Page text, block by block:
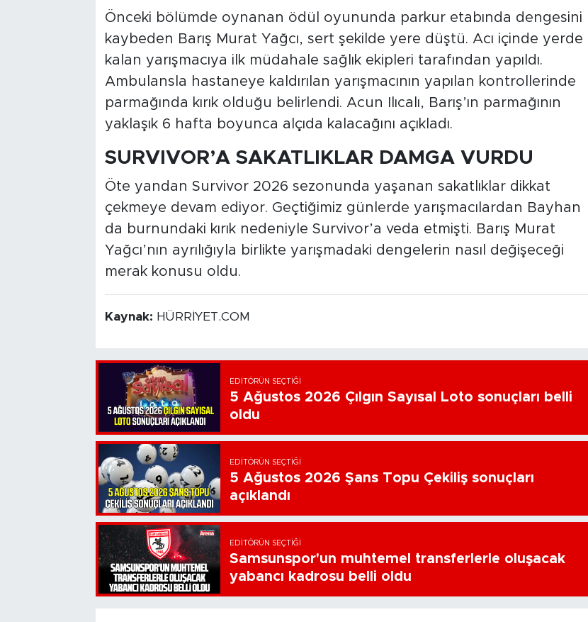
Önceki bölümde oynanan ödül oyununda parkur etabında dengesini
kaybeden Barış Murat Yağcı, sert şekilde yere düştü. Acı içinde yerde
kalan yarışmacıya ilk müdahale sağlık ekipleri tarafından yapıldı.
Ambulansla hastaneye kaldırılan yarışmacının yapılan kontrollerinde
parmağında kırık olduğu belirlendi. Acun Ilıcalı, Barış’ın parmağının
yaklaşık 6 hafta boyunca alçıda kalacağını açıkladı.
SURVIVOR’A SAKATLIKLAR DAMGA VURDU
Öte yandan Survivor 2026 sezonunda yaşanan sakatlıklar dikkat
çekmeye devam ediyor. Geçtiğimiz günlerde yarışmacılardan Bayhan
da burnundaki kırık nedeniyle Survivor’a veda etmişti. Barış Murat
Yağcı’nın ayrılığıyla birlikte yarışmadaki dengelerin nasıl değişeceği
merak konusu oldu.
Kaynak: HÜRRİYET.COM
EDITÖRÜN SEÇTIĞI
5 Ağustos 2026 Çılgın Sayısal Loto sonuçları belli
oldu
EDITÖRÜN SEÇTIĞI
5 Ağustos 2026 Şans Topu Çekiliş sonuçları
açıklandı
EDITÖRÜN SEÇTIĞI
Samsunspor'un muhtemel transferlerle oluşacak
yabancı kadrosu belli oldu